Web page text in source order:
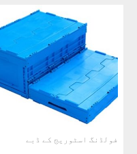
فولڈنگ اسٹوریج کے ڈبے